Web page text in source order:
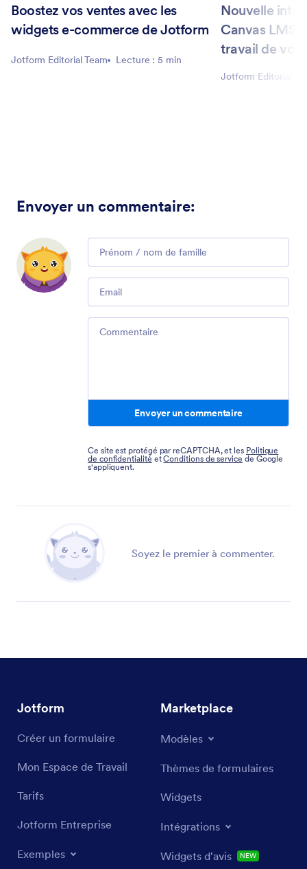
Boostez vos ventes avec les
widgets e-commerce de Jotform
Jotform Editorial Team Lecture : 5 min
Nouvelle
Canvas LMS
travail de
Jotform Editorial
Envoyer un commentaire:
Comment
Email
Comment
Envoyer un commentaire
Ce site est protégé par reCAPTCHA, et les Politique
de confidentialité etConditions de service de Google
s'appliquent.
Soyez le premier à commenter.
Jotform
Créer un formulaire
Mon Espace de Travail
Tarifs
Jotform Entreprise
Exemples
Marketplace
Modèles
Thèmes de formulaires
Widgets
Intégrations
Widgets de site web